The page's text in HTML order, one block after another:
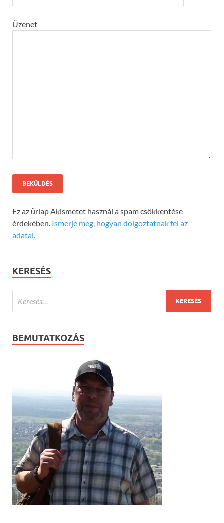
Üzenet
Ez az űrlap Akismetet használ a spam csökkentése
érdekében. Ismerje meg, hogyan dolgoztatnak fel az
adatai.
KERESÉS
BEMUTATKOZÁS